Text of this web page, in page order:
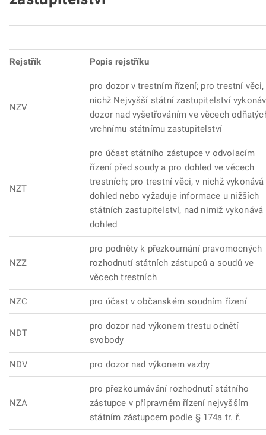
Rejstřík Popis rejstříku
NZV
pro dozor v trestním řízení; pro trestní věci,
nichž Nejvyšší státní zastupitelství
dozor nad vyšetřováním ve věcech
vrchnímu státnímu zastupitelství
NZT
pro účast státního zástupce v odvolacím
řízení před soudy a pro dohled ve věcech
trestních; pro trestní věci, v nichž vykonává
dohled nebo vyžaduje informace u nižších
státních zastupitelství, nad nimiž vykonává
dohled
NZZ
pro podněty k přezkoumání pravomocných
rozhodnutí státních zástupců a soudů ve
věcech trestních
NZC pro účast v občanském soudním řízení
NDT
pro dozor nad výkonem trestu odnětí
svobody
NDV pro dozor nad výkonem vazby
NZA
pro přezkoumávání rozhodnutí státního
zástupce v přípravném řízení nejvyšším
státním zástupcem podle § 174a tr. ř.